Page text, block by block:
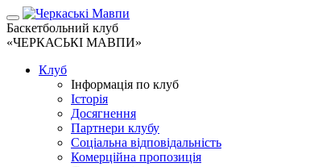
Баскетбольний клуб
«ЧЕРКАСЬКІ МАВПИ»
Клуб
Інформація по клуб
Історія
Досягнення
Партнери клубу
Соціальна відповідальність
Комерційна пропозиція